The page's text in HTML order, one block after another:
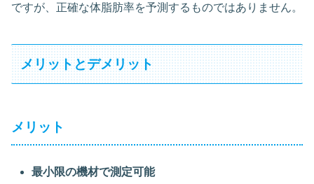
ですが、正確な体脂肪率を予測するものではありません。
メリットとデメリット
メリット
最小限の機材で測定可能